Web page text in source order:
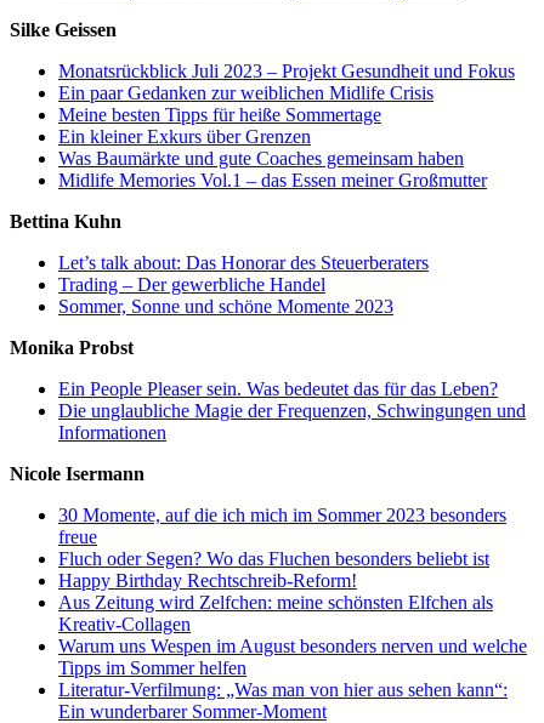
Silke Geissen
Monatsrückblick Juli 2023 – Projekt Gesundheit und Fokus
Ein paar Gedanken zur weiblichen Midlife Crisis
Meine besten Tipps für heiße Sommertage
Ein kleiner Exkurs über Grenzen
Was Baumärkte und gute Coaches gemeinsam haben
Midlife Memories Vol.1 – das Essen meiner Großmutter
Bettina Kuhn
Let’s talk about: Das Honorar des Steuerberaters
Trading – Der gewerbliche Handel
Sommer, Sonne und schöne Momente 2023
Monika Probst
Ein People Pleaser sein. Was bedeutet das für das Leben?
Die unglaubliche Magie der Frequenzen, Schwingungen und
Informationen
Nicole Isermann
30 Momente, auf die ich mich im Sommer 2023 besonders
freue
Fluch oder Segen? Wo das Fluchen besonders beliebt ist
Happy Birthday Rechtschreib-Reform!
Aus Zeitung wird Zelfchen: meine schönsten Elfchen als
Kreativ-Collagen
Warum uns Wespen im August besonders nerven und welche
Tipps im Sommer helfen
Literatur-Verfilmung: „Was man von hier aus sehen kann“:
Ein wunderbarer Sommer-Moment